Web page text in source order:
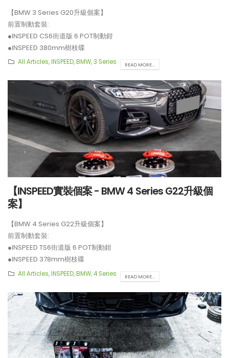
【BMW 3 Series G20升級個案】
前置制動套裝:
●INSPEED CS6街道版 6 POT制動鉗
●INSPEED 380mm樹枝碟
後置制動套裝:
●INSPEED 380mm樹枝碟
**制動套裝適用於19吋或以上車鈴安裝。
All Articles,INSPEED,BMW,3 Series READ MORE...
【INSPEED實裝個案 - BMW 4 Series G22升級個
案】
【BMW 4 Series G22升級個案】
前置制動套裝:
●INSPEED TS6街道版 6 POT制動鉗
●INSPEED 378mm樹枝碟
**制動套裝適用於19吋或以上車鈴安裝。
All Articles,INSPEED,BMW,4 Series READ MORE...